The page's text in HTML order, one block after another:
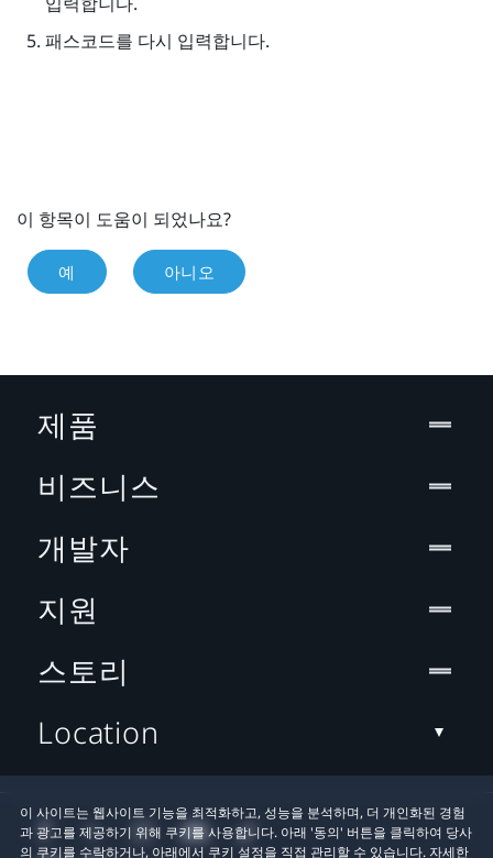
패스코드를 다시 입력합니다.
이 항목이 도움이 되었나요?
예 아니오
이 사이트는 웹사이트 기능을 최적화하고, 성능을 분석하며, 더 개인화된 경험
과 광고를 제공하기 위해 쿠키를 사용합니다. 아래 '동의' 버튼을 클릭하여 당사
의 쿠키를 수락하거나, 아래에서 쿠키 설정을 직접 관리할 수 있습니다. 자세한
제품
비즈니스
개발자
지원
스토리
Location